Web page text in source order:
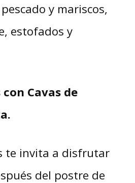
y mariscos,
estofados y
Cavas de
te invita a disfrutar
del postre de